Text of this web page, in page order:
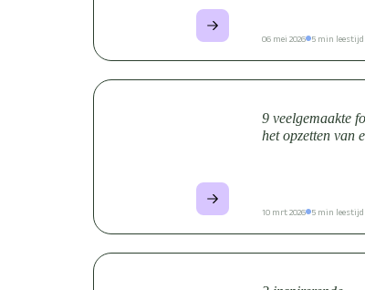
06 mei 2026 5 min leestijd
9 veelgemaakte
het opzetten van
10 mrt 2026 5 min leestijd